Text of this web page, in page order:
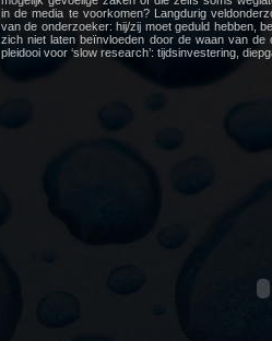
in de media te voorkomen? Langdurig
van de onderzoeker: hij/zij moet geduld hebben,
zich niet laten beïnvloeden door de waan van
pleidooi voor ‘slow research’: tijdsinvestering,